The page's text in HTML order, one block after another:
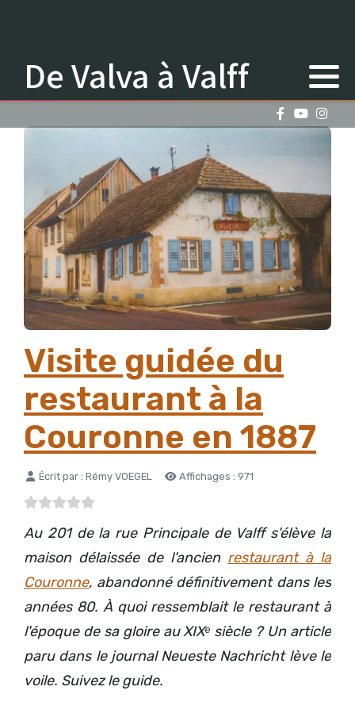
De Valva à Valff
Visite guidée du
restaurant à la
Couronne en 1887
Détails
Écrit par : Rémy VOEGEL Affichages : 971
Au 201 de la rue Principale de Valff s'élève la
maison délaissée de l'ancien restaurant à la
Couronne, abandonné définitivement dans les
années 80. À quoi ressemblait le restaurant à
l'époque de sa gloire au XIXᵉ siècle ? Un article
paru dans le journal Neueste Nachricht lève le
voile. Suivez le guide.